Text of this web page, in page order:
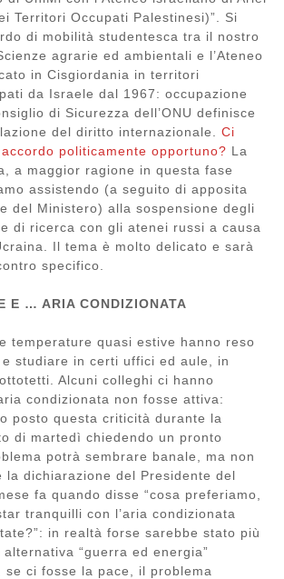
Territori Occupati Palestinesi)”. Si
di mobilità studentesca tra il nostro
agrarie ed ambientali e l’Ateneo
in Cisgiordania in territori
da Israele dal 1967: occupazione
di Sicurezza dell’ONU definisce
del diritto internazionale. Ci
politicamente opportuno? La
a maggior ragione in questa fase
assistendo (a seguito di apposita
del Ministero) alla sospensione degli
di ricerca con gli atenei russi a causa
Il tema è molto delicato e sarà
specifico.
E … ARIA CONDIZIONATA
temperature quasi estive hanno reso
studiare in certi uffici ed aule, in
Alcuni colleghi ci hanno
condizionata non fosse attiva:
posto questa criticità durante la
di martedì chiedendo un pronto
potrà sembrare banale, ma non
la dichiarazione del Presidente del
fa quando disse “cosa preferiamo,
tranquilli con l’aria condizionata
in realtà forse sarebbe stato più
“guerra ed energia”
se ci fosse la pace, il problema